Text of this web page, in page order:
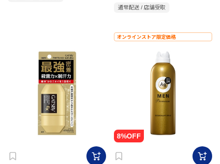
通常配送 / 店舗受取
オンラインストア限定価格